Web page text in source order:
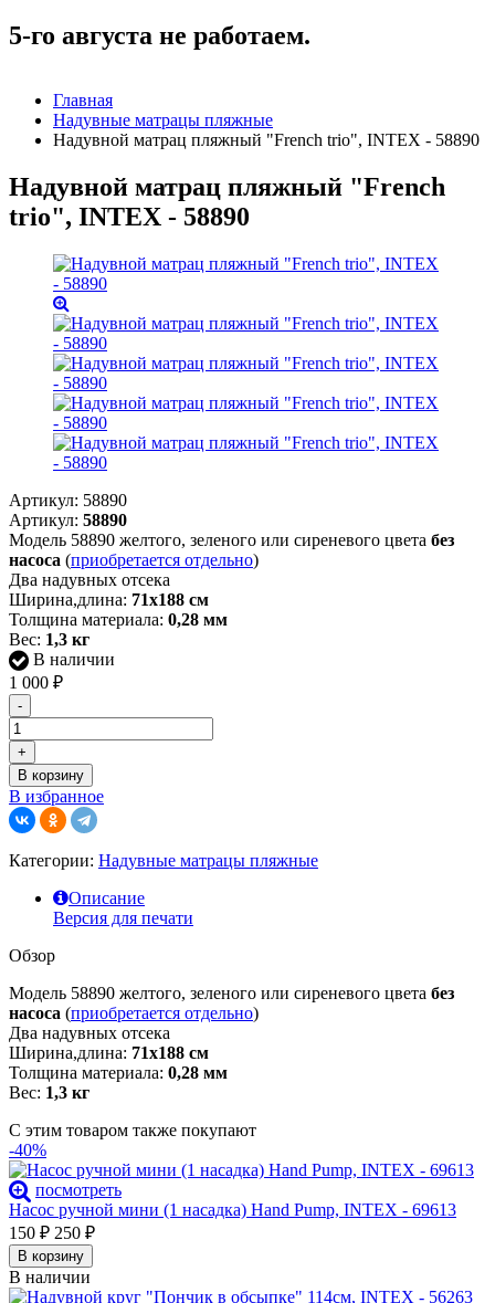
5-го августа не работаем.
Главная
Надувные матрацы пляжные
Надувной матрац пляжный "French trio", INTEX - 58890
Надувной матрац пляжный "French
trio", INTEX - 58890
Артикул: 58890
Артикул: 58890
Модель 58890 желтого, зеленого или сиреневого цвета без
насоса (приобретается отдельно)
Два надувных отсека
Ширина,длина: 71х188 см
Толщина материала: 0,28 мм
Вес: 1,3 кг
В наличии
1 000 ₽
-
+
В корзину
В избранное
Категории: Надувные матрацы пляжные
Описание
Версия для печати
Обзор
Модель 58890 желтого, зеленого или сиреневого цвета без
насоса (приобретается отдельно)
Два надувных отсека
Ширина,длина: 71х188 см
Толщина материала: 0,28 мм
Вес: 1,3 кг
С этим товаром также покупают
-40%
посмотреть
Насос ручной мини (1 насадка) Hand Pump, INTEX - 69613
150 ₽ 250 ₽
В корзину
В наличии